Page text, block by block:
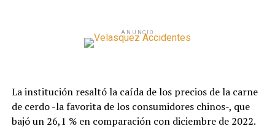
ANUNCIO
La institución resaltó la caída de los precios de la carne
de cerdo -la favorita de los consumidores chinos-, que
bajó un 26,1 % en comparación con diciembre de 2022.